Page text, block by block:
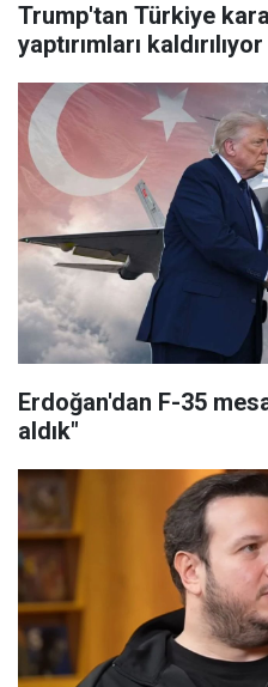
Trump'tan Türkiye
yaptırımları kaldırılıyor
Erdoğan'dan F-35
aldık"